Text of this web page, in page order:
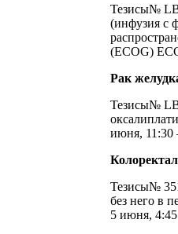
Тезисы№
(инфузия с
(ECOG)
Рак
Тезисы№
июня, 11:30
Тезисы№
без него в
5 июня, 4:45